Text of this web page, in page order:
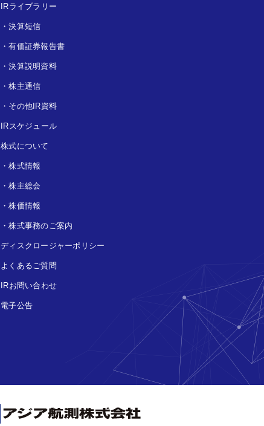
IRライブラリー
・決算短信
・有価証券報告書
・決算説明資料
・株主通信
・ その他IR資料
IRスケジュール
株式について
・株式情報
・株主総会
・株価情報
・株式事務のご案内
ディスクロージャーポリシー
よくあるご質問
IRお問い合わせ
電子公告